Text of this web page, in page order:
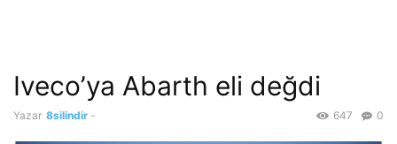
Iveco’ya Abarth eli değdi
Yazar 8silindir - 0
647